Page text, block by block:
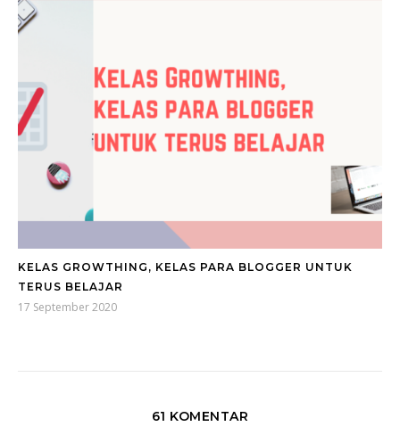
KELAS GROWTHING, KELAS PARA BLOGGER UNTUK
TERUS BELAJAR
17 September 2020
61 KOMENTAR